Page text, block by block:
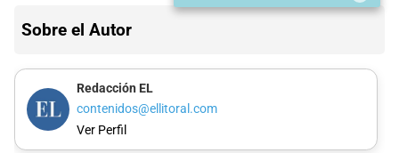
Sobre el Autor
Redacción EL
contenidos@ellitoral.com
Ver Perfil